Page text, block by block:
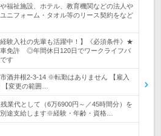
や福祉施設、ホテル、教育機関などの法人や
ニフォーム・タオル等のリース契約をなど
経験入社の先輩も活躍中！】《必須条件》★
免許 ◎年間休日120日でワークライフバ
す
酒井根2-3-14 ※転勤はありません 【雇入
変更の範囲…
業代として（6万6900円～／45時間分）を
途支給します※経験・年齢・資格…